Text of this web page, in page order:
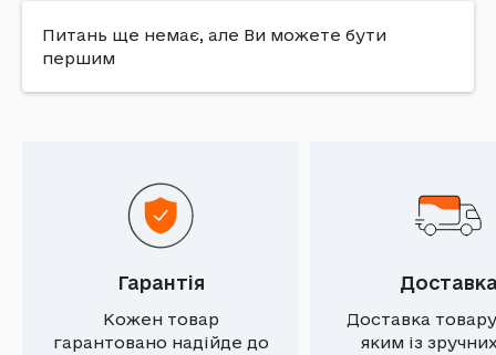
Питань ще немає, але Ви можете бути
першим
Гарантія
Кожен товар
гарантовано надійде до
Доставка
яким із